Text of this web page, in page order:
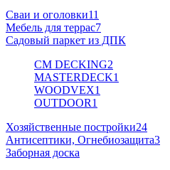
Сваи и оголовки11
Мебель для террас7
Садовый паркет из ДПК
CM DECKING2
MASTERDECK1
WOODVEX1
OUTDOOR1
Хозяйственные постройки24
Антисептики, Огнебиозащита3
Заборная доска